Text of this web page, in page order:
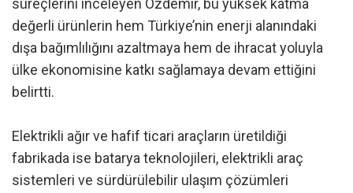
süreçlerini inceleyen Özdemir, bu yüksek katma
değerli ürünlerin hem Türkiye’nin enerji alanındaki
dışa bağımlılığını azaltmaya hem de ihracat yoluyla
ülke ekonomisine katkı sağlamaya devam ettiğini
belirtti.
Elektrikli ağır ve hafif ticari araçların üretildiği
fabrikada ise batarya teknolojileri, elektrikli araç
sistemleri ve sürdürülebilir ulaşım çözümleri